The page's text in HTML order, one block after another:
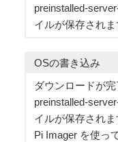
preinstalled-
イルが保存されま
OSの書き込み
ダウンロードが
preinstalled-
イルが保存され
Pi Imager を使っ